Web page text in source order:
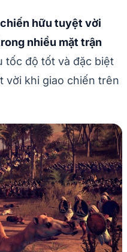
hữu tuyệt vời
nhiều mặt trận
tốc độ tốt và đặc biệt
vời khi giao chiến trên